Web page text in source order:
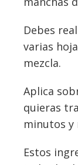
Debes
varias
mezcla.
Aplica
quieras
minutos y
Estos